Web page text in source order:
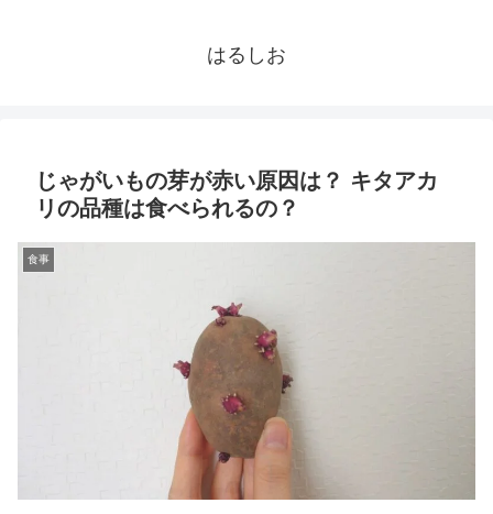
はるしお
じゃがいもの芽が赤い原因は？ キタアカ
リの品種は食べられるの？
食事